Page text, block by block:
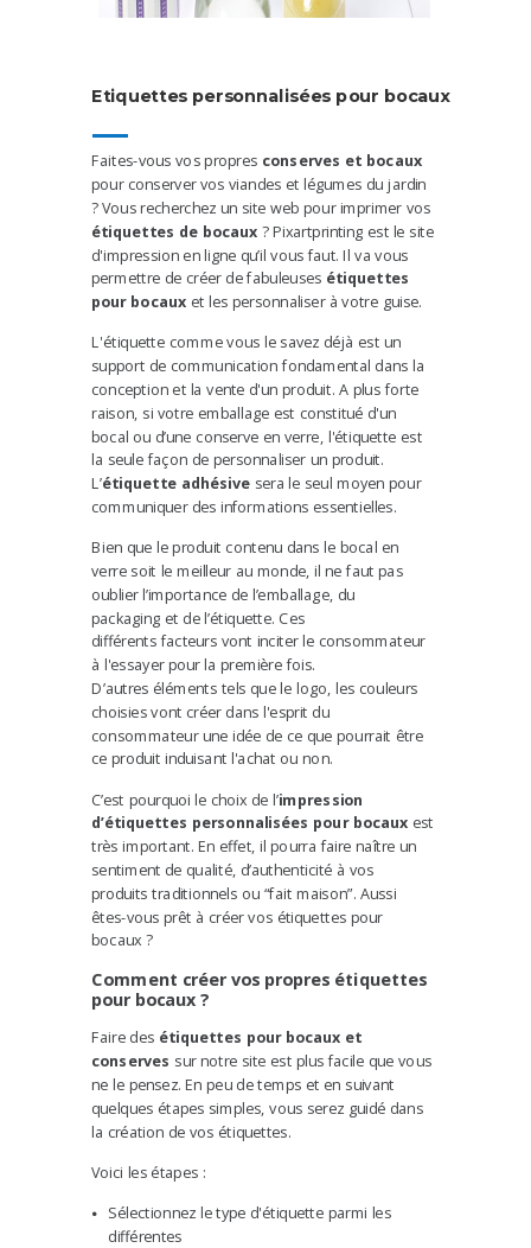
Etiquettes personnalisées pour bocaux
Faites-vous vos propres conserves et bocaux
pour conserver vos viandes et légumes du jardin
?Vous recherchez un site web pour imprimer vos
étiquettes de bocaux ?Pixartprinting est le site
d'impression en ligne qu’il vous faut. Il va vous
permettre de créer de fabuleuses étiquettes
pour bocaux et les personnaliser à votre guise.
L'étiquette comme vous le savez déjà est un
support de communication fondamental dans la
conception et la vente d'un produit. A plus forte
raison, si votre emballage est constitué d'un
bocal ou d’une conserve en verre, l'étiquette est
la seule façon de personnaliser un produit.
L’étiquette adhésive sera le seul moyen pour
communiquer des informations essentielles.
Bien que le produit contenu dans le bocal en
verre soit le meilleur au monde, il ne faut pas
oublier l’importance de l’emballage, du
packaging et de l’étiquette. Ces
différents facteurs vont inciter le consommateur
à l'essayer pour la première fois.
D’autres éléments tels que le logo, les couleurs
choisies vont créer dans l'esprit du
consommateur une idée de ce que pourrait être
ce produit induisant l'achat ou non.
C’est pourquoi le choix de l’impression
d’étiquettes personnalisées pour bocaux est
très important. En effet, il pourra faire naître un
sentiment de qualité, d’authenticité à vos
produits traditionnels ou “fait maison”. Aussi
êtes-vous prêt à créer vos étiquettes pour
bocaux ?
Comment créer vos propres étiquettes
pour bocaux ?
Faire des étiquettes pour bocaux et
conserves sur notre site est plus facile que vous
ne le pensez. En peu de temps et en suivant
quelques étapes simples, vous serez guidé dans
la création de vos étiquettes.
Voici les étapes :
Sélectionnez le type d'étiquette parmi les
différentes